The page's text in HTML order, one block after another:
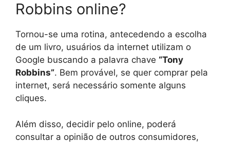
Robbins online?
Tornou-se uma rotina, antecedendo a escolha
de um livro, usuários da internet utilizam o
Google buscando a palavra chave “Tony
Robbins”. Bem provável, se quer comprar pela
internet, será necessário somente alguns
cliques.
Além disso, decidir pelo online, poderá
consultar a opinião de outros consumidores,